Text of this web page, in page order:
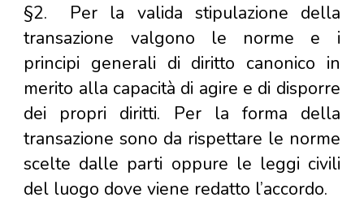
§2.
Per la valida stipulazione della
transazione valgono le norme e i
principi generali di diritto canonico in
merito alla capacità di agire e di disporre
dei propri diritti. Per la forma della
transazione sono da rispettare le norme
scelte dalle parti oppure le leggi civili
del luogo dove viene redatto l’accordo.